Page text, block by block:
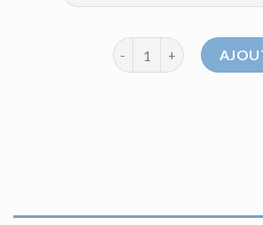
quantité de sweat eleven